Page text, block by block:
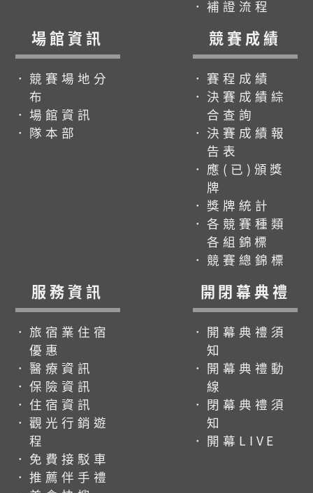
．補證流程
場館資訊
．競賽場地分
布
．場館資訊
．隊本部
競賽成績
．賽程成績
．決賽成績綜
合查詢
．決賽成績報
告表
．應(已)頒獎
牌
．獎牌統計
．各競賽種類
各組錦標
．競賽總錦標
服務資訊
．旅宿業住宿
優惠
．醫療資訊
．保險資訊
．住宿資訊
．觀光行銷遊
程
．免費接駁車
．推薦伴手禮
開閉幕典禮
．開幕典禮須
知
．開幕典禮動
線
．閉幕典禮須
知
．開幕LIVE